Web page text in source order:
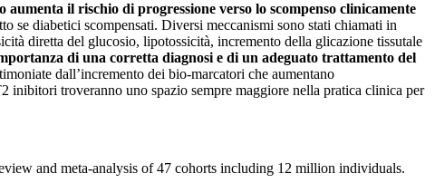
il rischio di progressione verso lo scompenso clinicamente
se diabetici scompensati. Diversi meccanismi sono stati chiamati in
diretta del glucosio, lipotossicità, incremento della glicazione tissutale
di una corretta diagnosi e di un adeguato trattamento del
dall’incremento dei bio-marcatori che aumentano
inibitori troveranno uno spazio sempre maggiore nella pratica clinica per
and meta-analysis of 47 cohorts including 12 million individuals.